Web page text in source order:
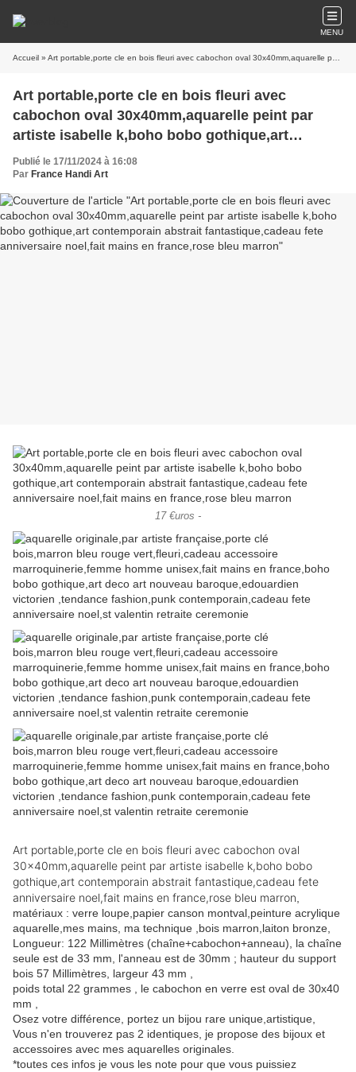
MENU
Accueil » Art portable,porte cle en bois fleuri avec cabochon oval 30x40mm,aquarelle peint par artiste isabelle k,boho bobo gothique,art contemporain abstrait fantastique,cadeau fete anniversaire noel,fait mains en france,rose bleu marron
Art portable,porte cle en bois fleuri avec
cabochon oval 30x40mm,aquarelle peint par
artiste isabelle k,boho bobo gothique,art
contemporain abstrait fantastique,cadeau fete
anniversaire noel,fait mains en
france,rose bleu marron
Publié le 17/11/2024 à 16:08
Par France Handi Art
17 €uros -
Art portable,porte cle en bois fleuri avec cabochon oval
30x40mm,aquarelle peint par artiste isabelle k,boho bobo
gothique,art contemporain abstrait fantastique,cadeau fete
anniversaire noel,fait mains en france,rose bleu marron
matériaux : verre loupe,papier canson montval,peinture acrylique
aquarelle,mes mains, ma technique ,bois marron,laiton bronze,
Longueur: 122 Millimètres (chaîne+cabochon+anneau), la chaîne
seule est de 33 mm, l'anneau est de 30mm ; hauteur du support
bois 57 Millimètres, largeur 43 mm ,
poids total 22 grammes , le cabochon en verre est oval de 30x40
mm ,
Osez votre différence, portez un bijou rare unique,artistique,
Vous n'en trouverez pas 2 identiques, je propose des bijoux et
accessoires avec mes aquarelles originales.
*toutes ces infos je vous les note pour que vous puissiez